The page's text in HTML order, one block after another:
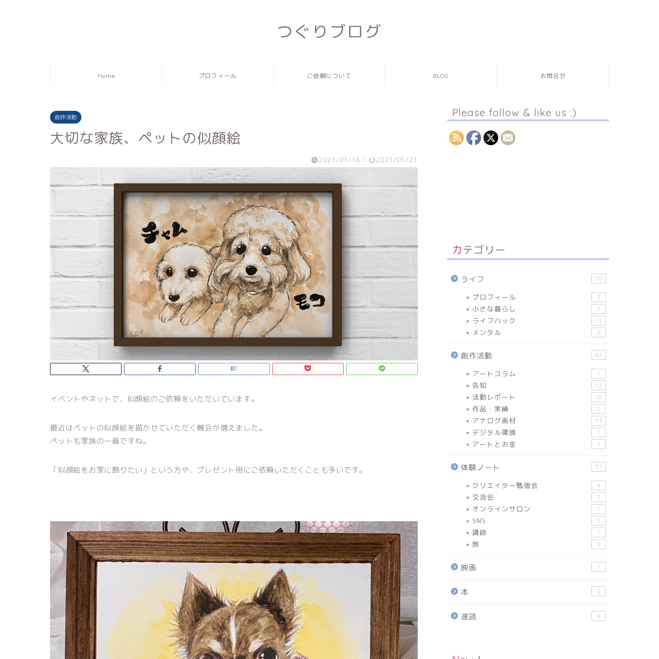
つぐりブログ
Home プロフィール ご依頼について BLOG お問合せ
創作活動
大切な家族、ペットの似顔絵
2021/01/16 / 2021/05/21
イベントやネットで、似顔絵のご依頼をいただいています。
最近はペットの似顔絵を描かせていただく機会が増えました。
ペットも家族の一員ですね。
「似顔絵をお家に飾りたい」という方や、プレゼント用にご依頼いただくことも多いです。
Please follow & like us :)
カテゴリー
ライフ 18
プロフィール 3
小さな暮らし 2
ライフハック 11
メンタル 2
創作活動 42
アートコラム 1
告知 12
活動レポート 10
作品・実績 8
アナログ画材 13
デジタル環境 1
アートとお金 1
体験ノート 17
クリエイター勉強会 4
交流会 7
オンラインサロン 1
SNS 1
講師 1
旅 2
映画 1
本 2
速読 4